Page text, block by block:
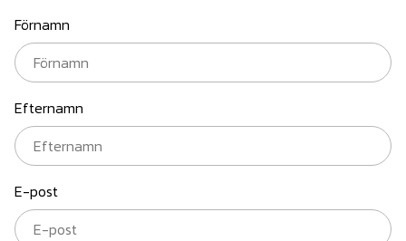
Förnamn
Efternamn
E-post